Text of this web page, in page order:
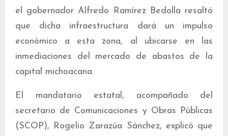
el gobernador Alfredo Ramírez Bedolla resaltó
que dicha infraestructura dará un impulso
económico a esta zona, al ubicarse en las
inmediaciones del mercado de abastos de la
capital michoacana.
El mandatario estatal, acompañado del
secretario de Comunicaciones y Obras Públicas
(SCOP), Rogelio Zarazúa Sánchez, explicó que